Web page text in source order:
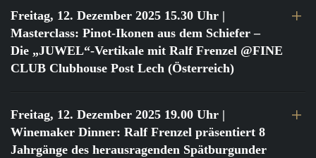
Freitag, 12. Dezember 2025 15.30 Uhr |
Masterclass: Pinot-Ikonen aus dem Schiefer –
Die „JUWEL“-Vertikale mit Ralf Frenzel @FINE
CLUB Clubhouse Post Lech (Österreich)
Freitag, 12. Dezember 2025 19.00 Uhr |
Winemaker Dinner: Ralf Frenzel präsentiert 8
Jahrgänge des herausragenden Spätburgunder